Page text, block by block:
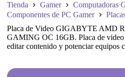
Tienda Gamer
Computadoras
Componentes de PC Gamer
Placa de Video GIGABYTE AMD
GAMING OC 16GB. Placa de video
editar contenido y potenciar equipos